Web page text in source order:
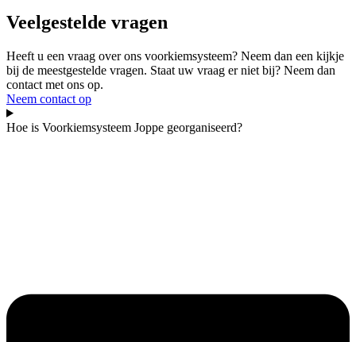
Veelgestelde vragen
Heeft u een vraag over ons voorkiemsysteem? Neem dan een kijkje
bij de meestgestelde vragen. Staat uw vraag er niet bij? Neem dan
contact met ons op.
Neem contact op
Hoe is Voorkiemsysteem Joppe georganiseerd?